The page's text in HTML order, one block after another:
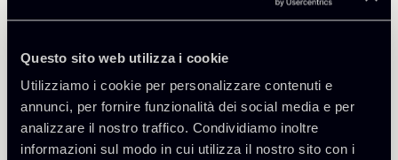
Questo sito web utilizza i cookie
Utilizziamo i cookie per personalizzare contenuti e
annunci, per fornire funzionalità dei social media e per
analizzare il nostro traffico. Condividiamo inoltre
informazioni sul modo in cui utilizza il nostro sito con i
Torna agli Insights